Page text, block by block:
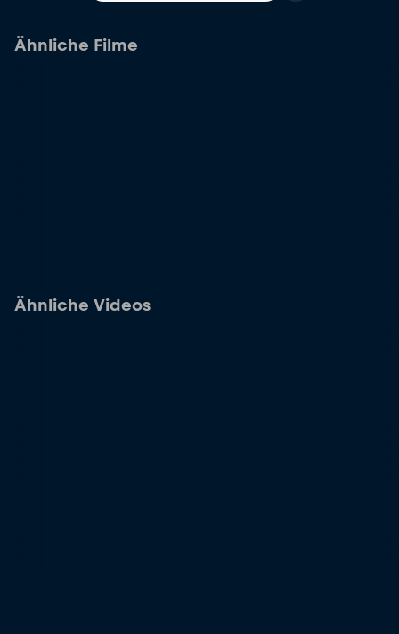
Ähnliche Filme
Ähnliche Videos